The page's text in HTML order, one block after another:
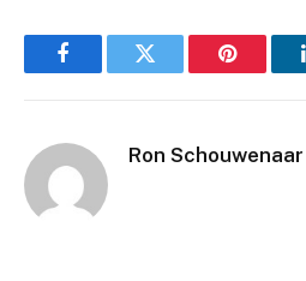
FacebookTwitter Pinterest
Ron Schouwenaar